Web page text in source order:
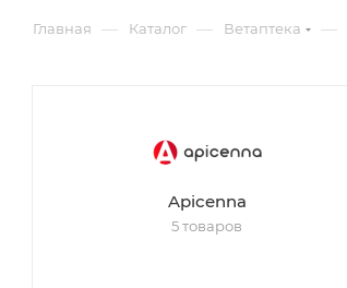
Главная — Каталог — Ветаптека —
Apicenna
5 товаров